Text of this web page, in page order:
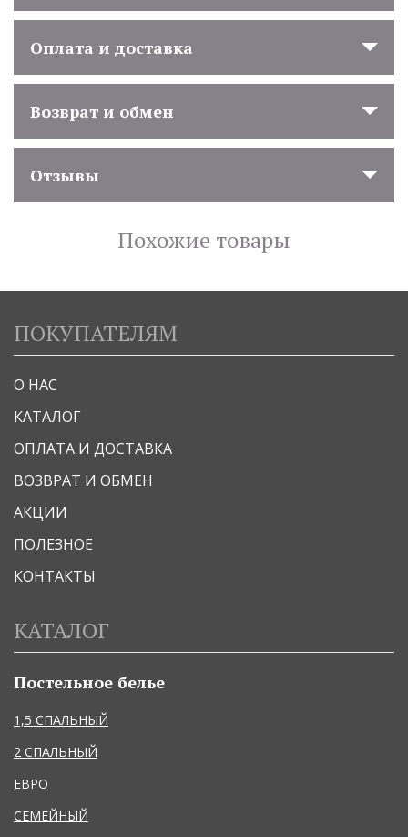
Оплата и доставка
Возврат и обмен
Отзывы
Похожие товары
ПОКУПАТЕЛЯМ
О НАС
КАТАЛОГ
ОПЛАТА И ДОСТАВКА
ВОЗВРАТ И ОБМЕН
АКЦИИ
ПОЛЕЗНОЕ
КОНТАКТЫ
КАТАЛОГ
Постельное белье
1,5 СПАЛЬНЫЙ
2 СПАЛЬНЫЙ
ЕВРО
СЕМЕЙНЫЙ